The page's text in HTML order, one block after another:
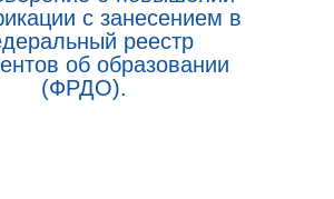
с занесением в
реестр
об образовании
(ФРДО).